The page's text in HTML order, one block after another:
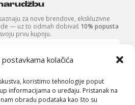
kolačića
koristimo tehnologije poput
informacijama o uređaju. Pristanak na
obradu podataka kao što su
za nove brendove, ekskluzivne
— uz to odmah dobivaš 10% popusta
prvu kupnju.
Pošalji